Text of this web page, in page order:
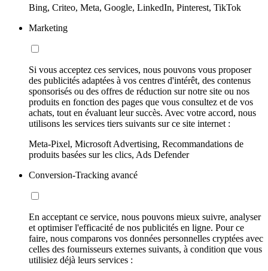
Bing, Criteo, Meta, Google, LinkedIn, Pinterest, TikTok
Marketing
Si vous acceptez ces services, nous pouvons vous proposer
des publicités adaptées à vos centres d'intérêt, des contenus
sponsorisés ou des offres de réduction sur notre site ou nos
produits en fonction des pages que vous consultez et de vos
achats, tout en évaluant leur succès. Avec votre accord, nous
utilisons les services tiers suivants sur ce site internet :
Meta-Pixel, Microsoft Advertising, Recommandations de
produits basées sur les clics, Ads Defender
Conversion-Tracking avancé
En acceptant ce service, nous pouvons mieux suivre, analyser
et optimiser l'efficacité de nos publicités en ligne. Pour ce
faire, nous comparons vos données personnelles cryptées avec
celles des fournisseurs externes suivants, à condition que vous
utilisiez déjà leurs services :